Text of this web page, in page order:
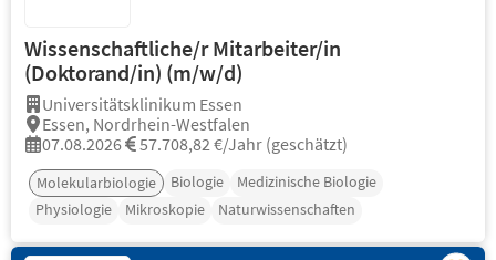
Wissenschaftliche/r Mitarbeiter/in
(Doktorand/in) (m/w/d)
Universitätsklinikum Essen
Essen, Nordrhein-Westfalen
07.08.2026
57.708,82 €/Jahr (geschätzt)
Molekularbiologie Biologie
Medizinische Biologie
Physiologie
Mikroskopie Naturwissenschaften